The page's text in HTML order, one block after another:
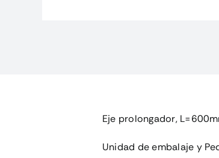
Eje prolongador,
Unidad de embalaje y